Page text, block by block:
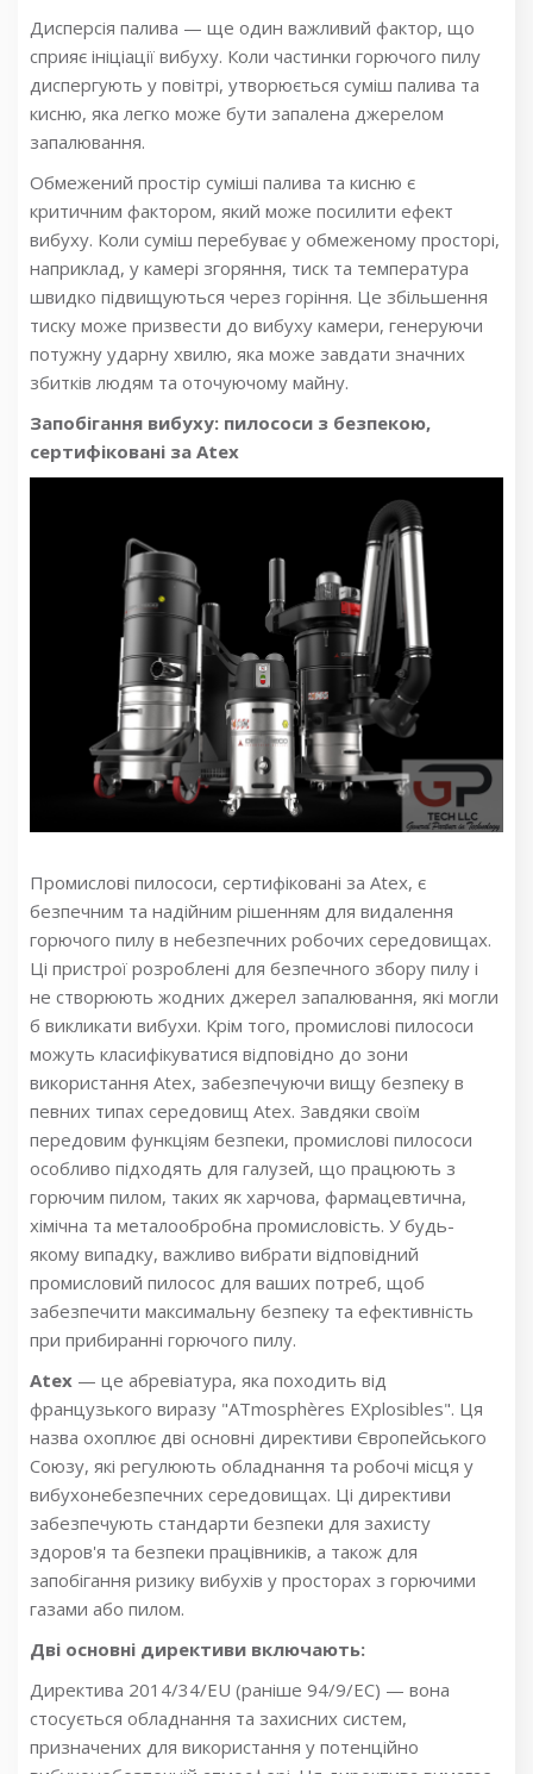
Дисперсія палива — ще один важливий фактор, що
сприяє ініціації вибуху. Коли частинки горючого пилу
диспергують у повітрі, утворюється суміш палива та
кисню, яка легко може бути запалена джерелом
запалювання.
Обмежений простір суміші палива та кисню є
критичним фактором, який може посилити ефект
вибуху. Коли суміш перебуває у обмеженому просторі,
наприклад, у камері згоряння, тиск та температура
швидко підвищуються через горіння. Це збільшення
тиску може призвести до вибуху камери, генеруючи
потужну ударну хвилю, яка може завдати значних
збитків людям та оточуючому майну.
Запобігання вибуху: пилососи з безпекою,
сертифіковані за Atex
Промислові пилососи, сертифіковані за Atex, є
безпечним та надійним рішенням для видалення
горючого пилу в небезпечних робочих середовищах.
Ці пристрої розроблені для безпечного збору пилу і
не створюють жодних джерел запалювання, які могли
б викликати вибухи. Крім того, промислові пилососи
можуть класифікуватися відповідно до зони
використання Atex, забезпечуючи вищу безпеку в
певних типах середовищ Atex. Завдяки своїм
передовим функціям безпеки, промислові пилососи
особливо підходять для галузей, що працюють з
горючим пилом, таких як харчова, фармацевтична,
хімічна та металообробна промисловість. У будь-
якому випадку, важливо вибрати відповідний
промисловий пилосос для ваших потреб, щоб
забезпечити максимальну безпеку та ефективність
при прибиранні горючого пилу.
Atex — це абревіатура, яка походить від
французького виразу "ATmosphères EXplosibles". Ця
назва охоплює дві основні директиви Європейського
Союзу, які регулюють обладнання та робочі місця у
вибухонебезпечних середовищах. Ці директиви
забезпечують стандарти безпеки для захисту
здоров'я та безпеки працівників, а також для
запобігання ризику вибухів у просторах з горючими
газами або пилом.
Дві основні директиви включають:
Директива 2014/34/EU (раніше 94/9/EC) — вона
стосується обладнання та захисних систем,
призначених для використання у потенційно